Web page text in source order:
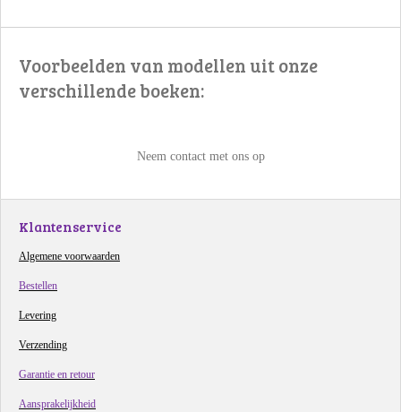
Voorbeelden van modellen uit onze
verschillende boeken:
Neem contact met ons op
Klantenservice
Algemene voorwaarden
Bestellen
Levering
Verzending
Garantie en retour
Aansprakelijkheid